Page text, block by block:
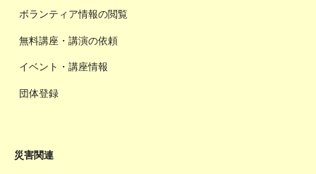
ボランティア情報の閲覧
無料講座・講演の依頼
イベント・講座情報
団体登録
災害関連